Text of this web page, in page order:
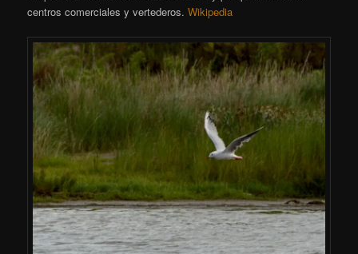
centros comerciales y vertederos.Wikipedia